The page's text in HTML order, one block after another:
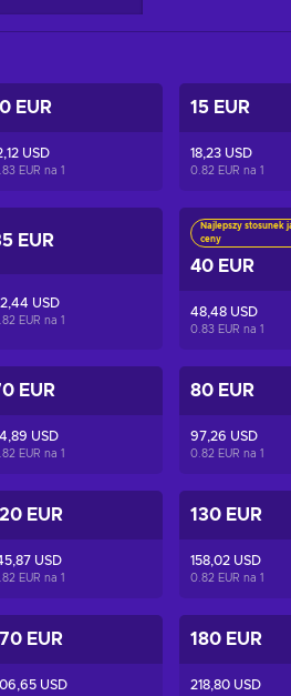
EUR
USD
EUR na 1
15 EUR
18,23 USD
0.82 EUR na 1
EUR
USD
EUR na 1
Najlepszy stosunek
ceny
40 EUR
48,48 USD
0.83 EUR na 1
EUR
USD
EUR na 1
80 EUR
97,26 USD
0.82 EUR na 1
EUR
USD
EUR na 1
130 EUR
158,02 USD
0.82 EUR na 1
EUR
USD
180 EUR
218,80 USD